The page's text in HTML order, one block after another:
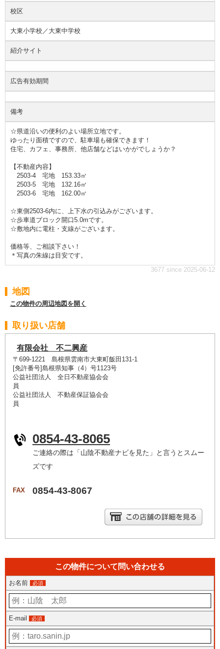
校区
大東小学校／大東中学校
紹介サイト
広告有効期間
備考
☆県道沿いの便利のよい場所立地です。
ゆったり面積ですので、駐車場も確保できます！
住宅、カフェ、事務所、他店舗などはいかがでしょうか？
【不動産内容】
2503-4 宅地 153.33㎡
2503-5 宅地 132.16㎡
2503-6 宅地 162.00㎡
☆東側2503-6内に、上下水の引込みがございます。
☆歩車道ブロック開口5.0mです。
☆敷地内に電柱・支線がございます。
価格等、ご相談下さい！
＊写真の朱線は目安です。
3677 since 2025-06-12
地図
この物件の周辺地図を開く
取り扱い店舗
有限会社 不二興産
〒699-1221 島根県雲南市大東町飯田131-1
[免許番号]島根県知事（4）号1123号
公益社団法人 全日不動産協会会
公益社団法人 不動産保証協会会
0854-43-8065
ご連絡の際は「山陰不動産ナビを見た」と言うとスムー
ズです
FAX 0854-43-8067